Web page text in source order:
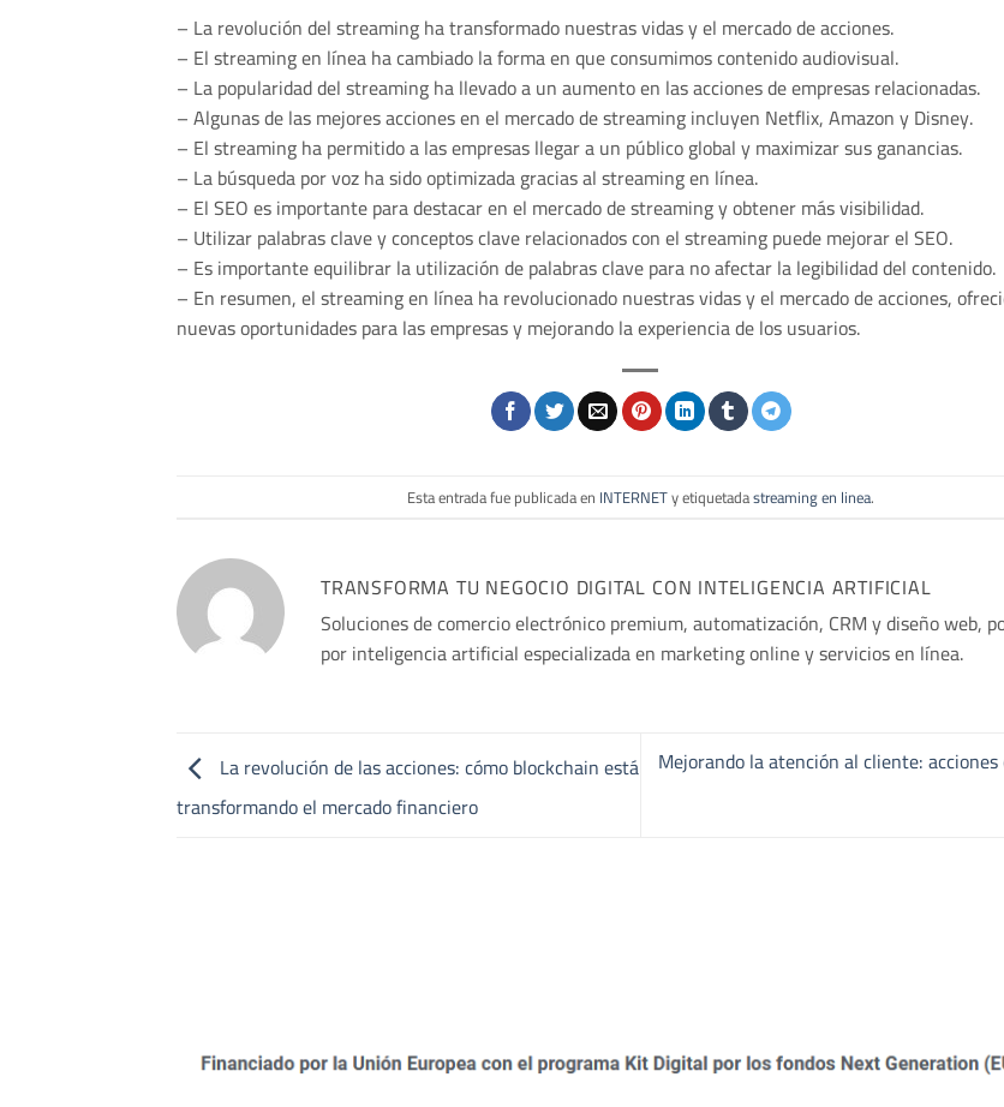
– La revolución del streaming ha transformado nuestras vidas y el mercado de acciones.
– El streaming en línea ha cambiado la forma en que consumimos contenido audiovisual.
– La popularidad del streaming ha llevado a un aumento en las acciones de empresas relacionadas.
– Algunas de las mejores acciones en el mercado de streaming incluyen Netflix, Amazon y Disney.
– El streaming ha permitido a las empresas llegar a un público global y maximizar sus ganancias.
– La búsqueda por voz ha sido optimizada gracias al streaming en línea.
– El SEO es importante para destacar en el mercado de streaming y obtener más visibilidad.
– Utilizar palabras clave y conceptos clave relacionados con el streaming puede mejorar el SEO.
– Es importante equilibrar la utilización de palabras clave para no afectar la legibilidad del contenido.
– En resumen, el streaming en línea ha revolucionado nuestras vidas y el mercado de acciones,
nuevas oportunidades para las empresas y mejorando la experiencia de los usuarios.
Esta entrada fue publicada en INTERNETy etiquetadastreaming en linea.
TRANSFORMA TU NEGOCIO DIGITAL CON INTELIGENCIA ARTIFICIAL
Soluciones de comercio electrónico premium, automatización, CRM y diseño web,
por inteligencia artificial especializada en marketing online y servicios en línea.
La revolución de las acciones: cómo blockchain está
transformando el mercado financiero
Mejorando la atención al cliente: